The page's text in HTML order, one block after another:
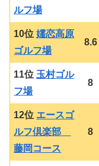
ルフ場
10位嬬恋高原
ゴルフ場
8.6
11位 玉村ゴル
フ場
8
12位 エースゴ
ルフ倶楽部
藤岡コース
8